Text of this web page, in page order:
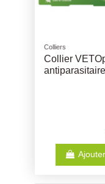
Colliers
Collier